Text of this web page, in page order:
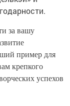
за вашу
пример для
крепкого
успехов